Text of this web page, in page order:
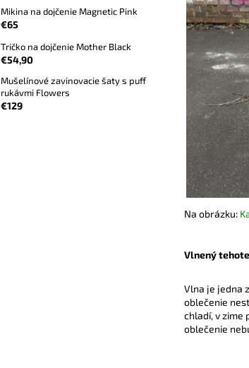
Mikina na dojčenie Magnetic Pink
€65
Tričko na dojčenie Mother Black
€54,90
Mušelínové zavinovacie šaty s puff
rukávmi Flowers
€129
Na obrázku:
Vlnený
Vlna je jedna
oblečenie
chladí, v zime
oblečenie